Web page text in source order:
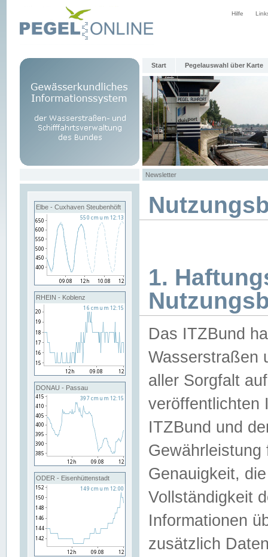
Hilfe
Start Pegelauswahl über Karte
Newsletter
Elbe - Cuxhaven Steubenhöft
RHEIN - Koblenz
DONAU - Passau
ODER - Eisenhüttenstadt
1.
Das ITZBund
Wasserstraßen
aller Sorgfalt
veröffentlichten
ITZBund und
Genauigkeit,
Vollständigkeit
Informationen
zusätzlich